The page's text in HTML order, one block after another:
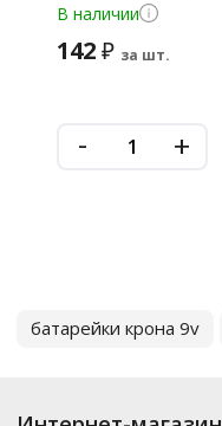
В наличии
142₽ за шт.
- +
батарейки крона 9v